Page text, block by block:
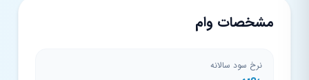
مشخصات وام
نرخ سود سالانه